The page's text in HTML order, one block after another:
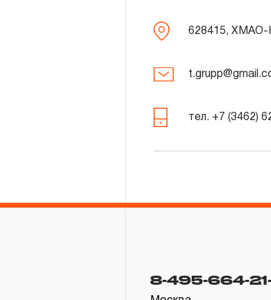
628415, ХМАО-
тел. +7 (3462)
8-495-664-